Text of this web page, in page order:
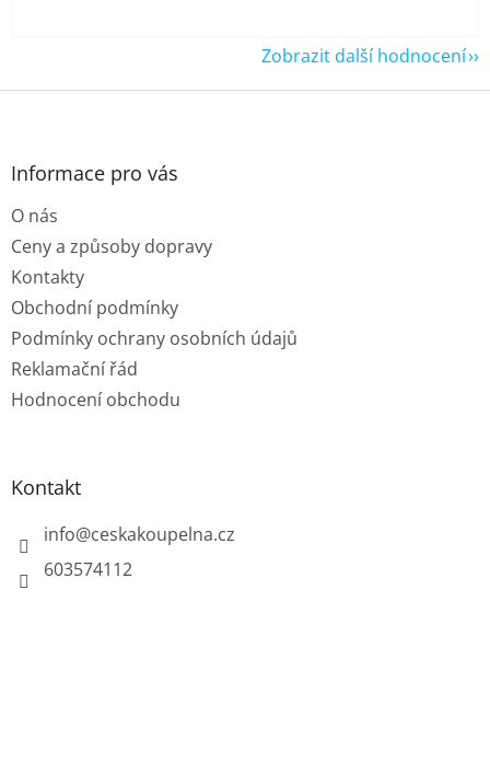
Zobrazit další hodnocení
Z
Informace pro vás
O nás
Ceny a způsoby dopravy
Kontakty
Obchodní podmínky
Podmínky ochrany osobních údajů
Reklamační řád
Hodnocení obchodu
Kontakt
info@ceskakoupelna.cz
603574112